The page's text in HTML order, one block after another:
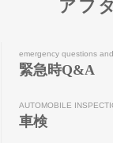
アフ
emergency questions
緊急時Q&A
AUTOMOBILE
車検